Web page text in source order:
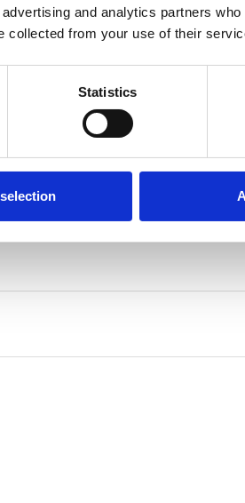
and analytics partners
collected from your use of their
Statistics